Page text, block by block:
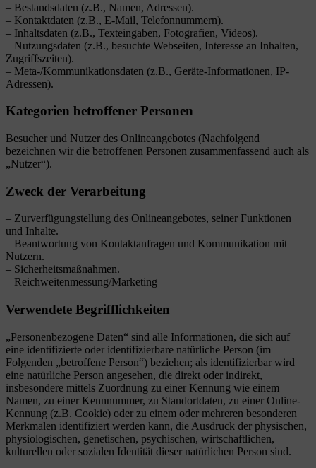
– Bestandsdaten (z.B., Namen, Adressen).
– Kontaktdaten (z.B., E-Mail, Telefonnummern).
– Inhaltsdaten (z.B., Texteingaben, Fotografien, Videos).
– Nutzungsdaten (z.B., besuchte Webseiten, Interesse an Inhalten,
Zugriffszeiten).
– Meta-/Kommunikationsdaten (z.B., Geräte-Informationen, IP-
Adressen).
Kategorien betroffener Personen
Besucher und Nutzer des Onlineangebotes (Nachfolgend
bezeichnen wir die betroffenen Personen zusammenfassend auch als
„Nutzer“).
Zweck der Verarbeitung
– Zurverfügungstellung des Onlineangebotes, seiner Funktionen
und Inhalte.
– Beantwortung von Kontaktanfragen und Kommunikation mit
Nutzern.
– Sicherheitsmaßnahmen.
– Reichweitenmessung/Marketing
Verwendete Begrifflichkeiten
„Personenbezogene Daten“ sind alle Informationen, die sich auf
eine identifizierte oder identifizierbare natürliche Person (im
Folgenden „betroffene Person“) beziehen; als identifizierbar wird
eine natürliche Person angesehen, die direkt oder indirekt,
insbesondere mittels Zuordnung zu einer Kennung wie einem
Namen, zu einer Kennnummer, zu Standortdaten, zu einer Online-
Kennung (z.B. Cookie) oder zu einem oder mehreren besonderen
Merkmalen identifiziert werden kann, die Ausdruck der physischen,
physiologischen, genetischen, psychischen, wirtschaftlichen,
kulturellen oder sozialen Identität dieser natürlichen Person sind.